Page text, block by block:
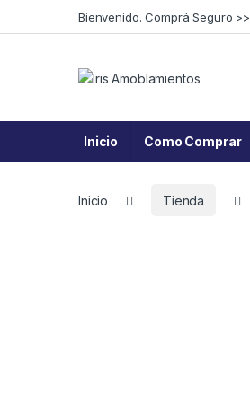
Bienvenido. Comprá Seguro >>
Inicio Como Comprar
Inicio Tienda